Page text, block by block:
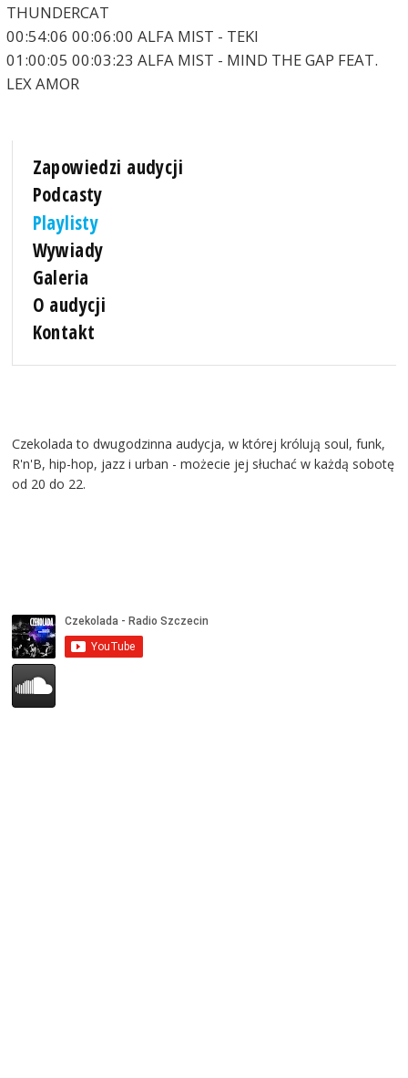
THUNDERCAT
00:54:06 00:06:00 ALFA MIST - TEKI
01:00:05 00:03:23 ALFA MIST - MIND THE GAP FEAT.
LEX AMOR
Zapowiedzi audycji
Podcasty
Playlisty
Wywiady
Galeria
O audycji
Kontakt
Czekolada to dwugodzinna audycja, w której królują soul, funk,
R'n'B, hip-hop, jazz i urban - możecie jej słuchać w każdą sobotę
od 20 do 22.